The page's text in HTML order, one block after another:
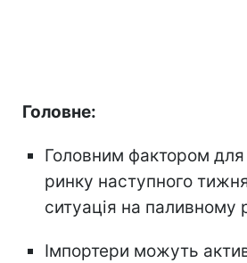
Головне:
Головним фактором
ринку наступного
ситуація на паливному
Імпортери можуть